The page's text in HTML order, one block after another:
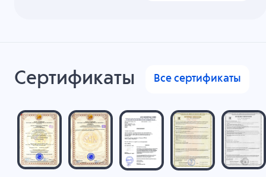
Сертификаты Все сертификаты